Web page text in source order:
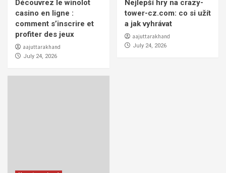
Découvrez le winolot
casino en ligne :
comment s’inscrire et
profiter des jeux
aajuttarakhand
July 24, 2026
Nejlepší hry na crazy-
tower-cz.com: co si užít
a jak vyhrávat
aajuttarakhand
July 24, 2026